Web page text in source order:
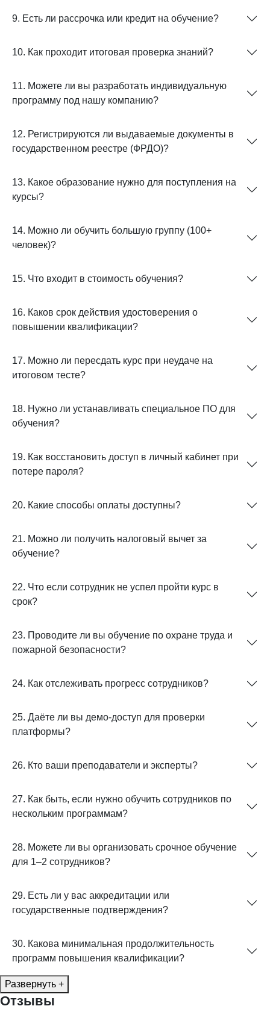
9. Есть ли рассрочка или кредит на обучение?
10. Как проходит итоговая проверка знаний?
11. Можете ли вы разработать индивидуальную
программу под нашу компанию?
12. Регистрируются ли выдаваемые документы в
государственном реестре (ФРДО)?
13. Какое образование нужно для поступления на
курсы?
14. Можно ли обучить большую группу (100+
человек)?
15. Что входит в стоимость обучения?
16. Каков срок действия удостоверения о
повышении квалификации?
17. Можно ли пересдать курс при неудаче на
итоговом тесте?
18. Нужно ли устанавливать специальное ПО для
обучения?
19. Как восстановить доступ в личный кабинет при
потере пароля?
20. Какие способы оплаты доступны?
21. Можно ли получить налоговый вычет за
обучение?
22. Что если сотрудник не успел пройти курс в
срок?
23. Проводите ли вы обучение по охране труда и
пожарной безопасности?
24. Как отслеживать прогресс сотрудников?
25. Даёте ли вы демо-доступ для проверки
платформы?
26. Кто ваши преподаватели и эксперты?
27. Как быть, если нужно обучить сотрудников по
нескольким программам?
28. Можете ли вы организовать срочное обучение
для 1–2 сотрудников?
29. Есть ли у вас аккредитации или
государственные подтверждения?
30. Какова минимальная продолжительность
программ повышения квалификации?
Развернуть +
Отзывы